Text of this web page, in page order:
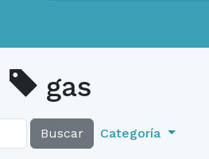
gas
Buscar Categoría